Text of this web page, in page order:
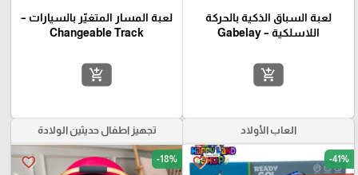
لعبة السباق الذكية بالحركة
اللاسلكية – Gabelay
add_shopping_cart
لعبة المسار المتغيّر بالسيارات –
Changeable Track
add_shopping_cart
العاب الأولاد
favorite_border -41%
تجهيز اطفال حديثين الولادة
favorite_border -18%